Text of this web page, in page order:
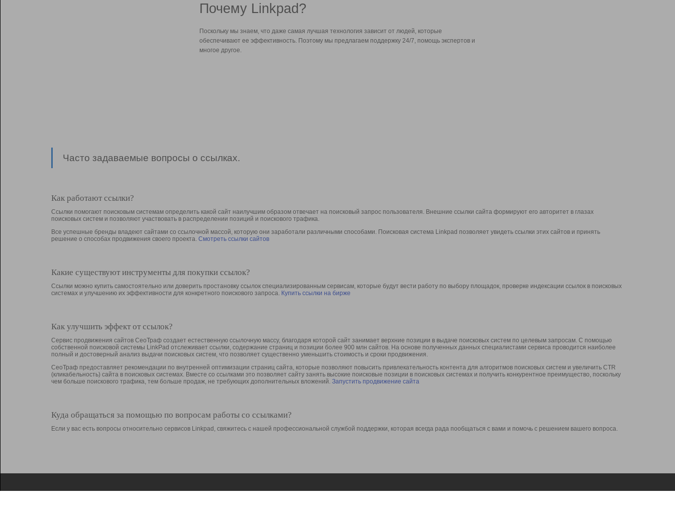
Почему Linkpad?
Поскольку мы знаем, что даже самая лучшая технология зависит от людей, которые
обеспечивают ее эффективность. Поэтому мы предлагаем поддержку 24/7, помощь экспертов и
многое другое.
Часто задаваемые вопросы о ссылках.
Как работают ссылки?
Ссылки помогают поисковым системам определить какой сайт наилучшим образом отвечает на поисковый запрос пользователя. Внешние ссылки сайта формируют его авторитет в глазах
поисковых систем и позволяют участвовать в раcпределении позиций и поискового трафика.
Все успешные бренды владеют сайтами со ссылочной массой, которую они заработали различными способами. Поисковая система Linkpad позволяет увидеть ссылки этих сайтов и принять
решение о способах продвижения своего проекта. Смотреть ссылки сайтов
Какие существуют инструменты для покупки ссылок?
Ссылки можно купить самостоятельно или доверить простановку ссылок специализированным сервисам, которые будут вести работу по выбору площадок, проверке индексации ссылок в поисковых
системах и улучшению их эффективности для конкретного поискового запроса. Купить ссылки на бирже
Как улучшить эффект от ссылок?
Сервис продвижения сайтов СеоТраф создает естественную ссылочную массу, благодаря которой сайт занимает верхние позиции в выдаче поисковых систем по целевым запросам. С помощью
собственной поисковой системы LinkPad отслеживает ссылки, содержание страниц и позиции более 900 млн сайтов. На основе полученных данных специалистами сервиса проводится наиболее
полный и достоверный анализ выдачи поисковых систем, что позволяет существенно уменьшить стоимость и сроки продвижения.
СеоТраф предоставляет рекомендации по внутренней оптимизации страниц сайта, которые позволяют повысить привлекательность контента для алгоритмов поисковых систем и увеличить CTR
(кликабельность) сайта в поисковых системах. Вместе со ссылками это позволяет сайту занять высокие поисковые позиции в поисковых системах и получить конкурентное преимущество, поскольку
чем больше поискового трафика, тем больше продаж, не требующих дополнительных вложений. Запустить продвижение сайта
Куда обращаться за помощью по вопросам работы со ссылками?
Если у вас есть вопросы относительно сервисов Linkpad, свяжитесь с нашей профессиональной службой поддержки, которая всегда рада пообщаться с вами и помочь с решением вашего вопроса.